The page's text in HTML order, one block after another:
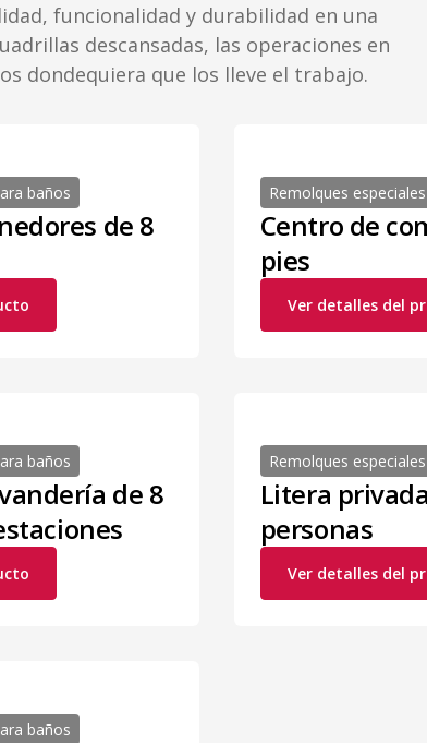
funcionalidad y durabilidad en una
descansadas, las operaciones en
dondequiera que los lleve el trabajo.
baños
de 8
Remolques
Centro de
pies
Ver detalles del
baños
de 8
Remolques
Litera
personas
Ver detalles del
baños